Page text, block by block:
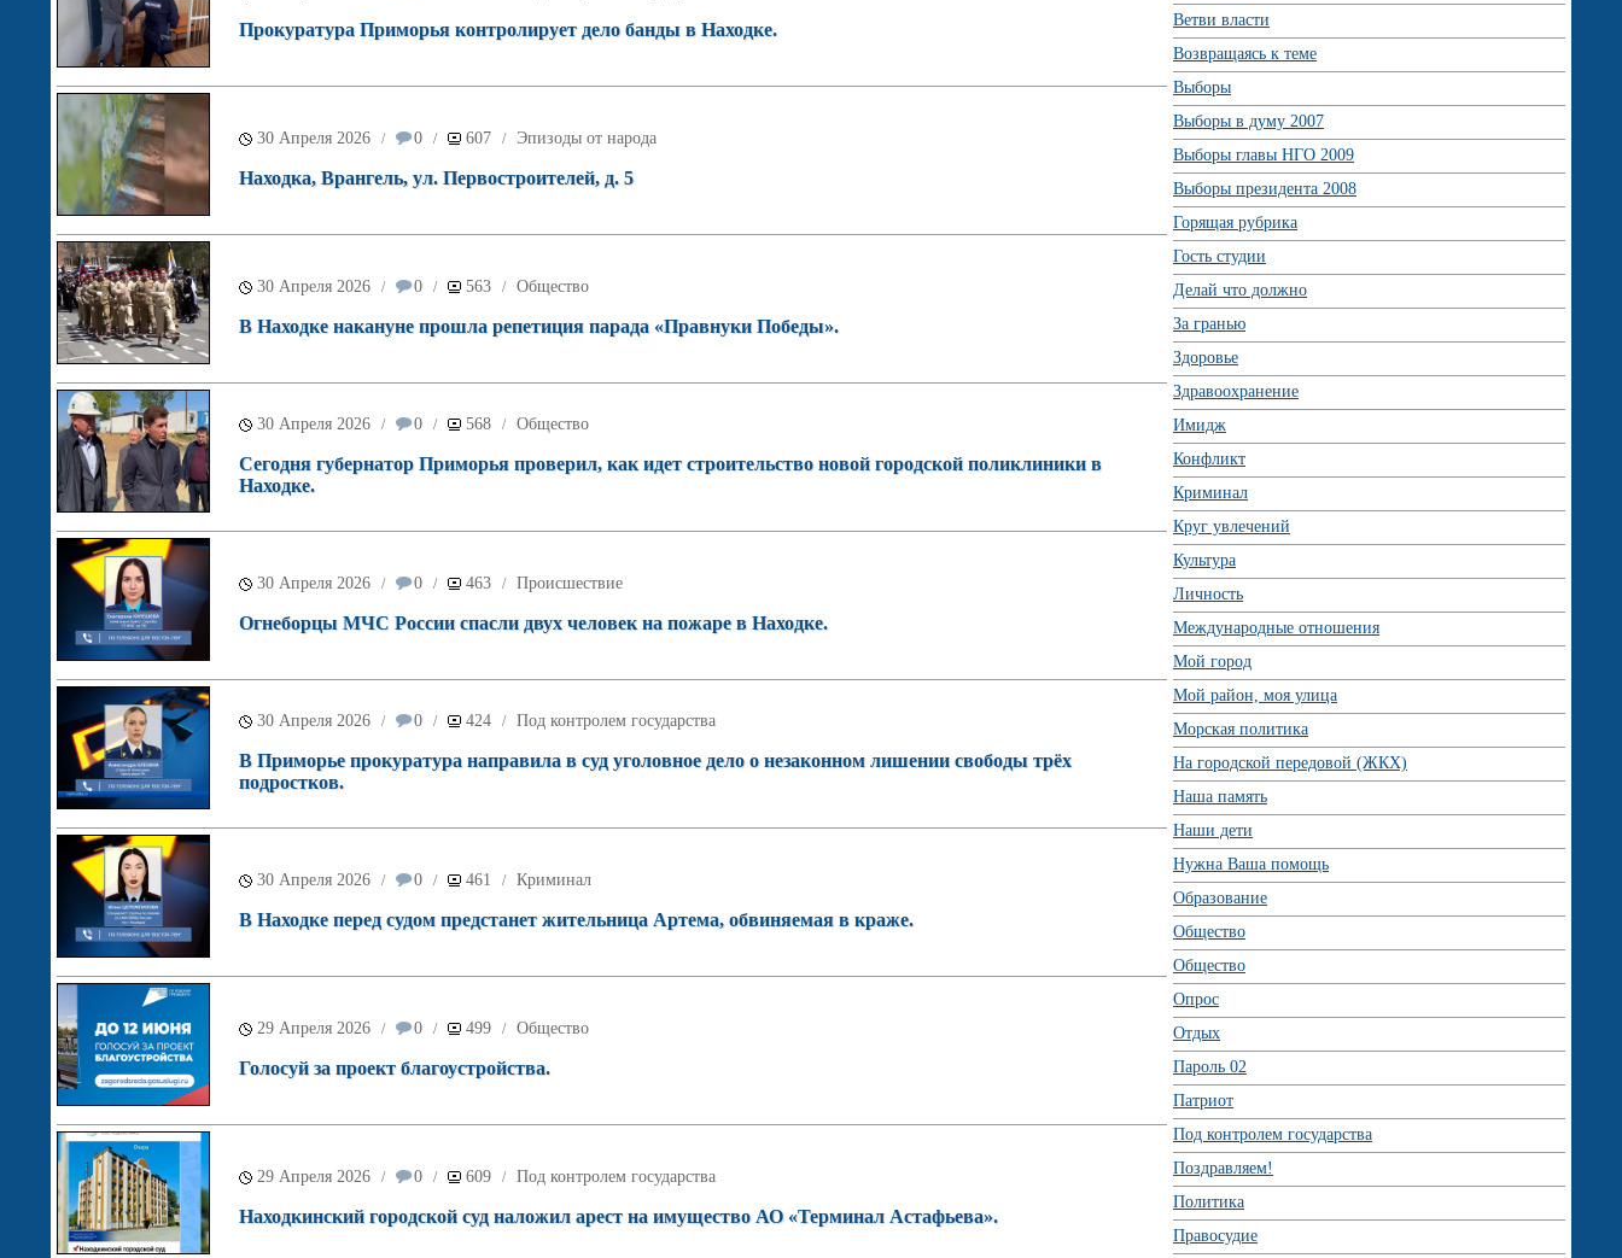
Прокуратура Приморья контролирует дело банды в Находке.
30 Апреля 2026 / 0 / 607 / Эпизоды от народа
Находка, Врангель, ул. Первостроителей, д. 5
30 Апреля 2026 / 0 / 563 / Общество
В Находке накануне прошла репетиция парада «Правнуки Победы».
30 Апреля 2026 / 0 / 568 / Общество
Сегодня губернатор Приморья проверил, как идет строительство новой городской поликлиники в
Находке.
30 Апреля 2026 / 0 / 463 / Происшествие
Огнеборцы МЧС России спасли двух человек на пожаре в Находке.
30 Апреля 2026 / 0 / 424 / Под контролем государства
В Приморье прокуратура направила в суд уголовное дело о незаконном лишении свободы трёх
подростков.
30 Апреля 2026 / 0 / 461 / Криминал
В Находке перед судом предстанет жительница Артема, обвиняемая в краже.
29 Апреля 2026 / 0 / 499 / Общество
Голосуй за проект благоустройства.
29 Апреля 2026 / 0 / 609 / Под контролем государства
Находкинский городской суд наложил арест на имущество АО «Терминал Астафьева».
Ветви власти
Возвращаясь к теме
Выборы
Выборы в думу 2007
Выборы главы НГО 2009
Выборы президента 2008
Горящая рубрика
Гость студии
Делай что должно
За гранью
Здоровье
Здравоохранение
Имидж
Конфликт
Криминал
Круг увлечений
Культура
Личность
Международные отношения
Мой город
Мой район, моя улица
Морская политика
На городской передовой (ЖКХ)
Наша память
Наши дети
Нужна Ваша помощь
Образование
Общество
Общество
Опрос
Отдых
Пароль 02
Патриот
Под контролем государства
Поздравляем!
Политика
Правосудие